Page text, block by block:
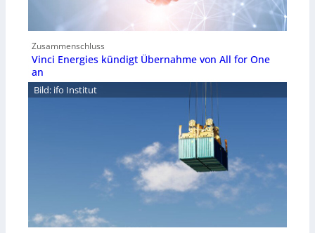
Zusammenschluss
Vinci Energies kündigt Übernahme von All for One
an
Bild: ifo Institut